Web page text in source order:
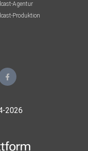
Agentur
Produktion
2026